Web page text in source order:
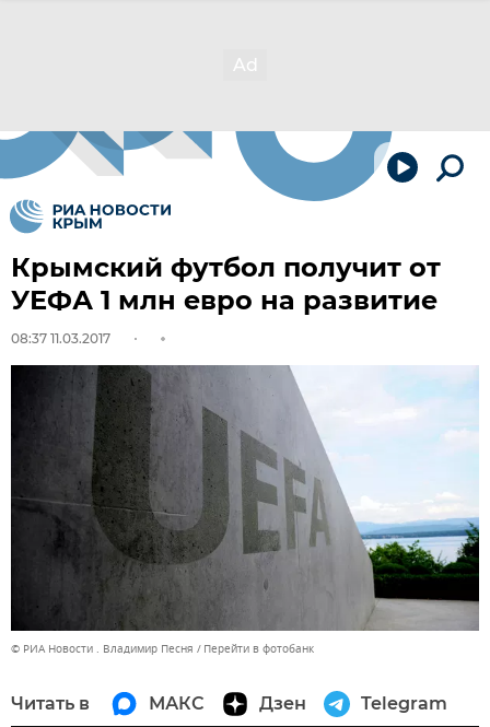
Крымский футбол получит от
УЕФА 1 млн евро на развитие
08:37 11.03.2017
© РИА Новости . Владимир Песня Перейти в фотобанк
Читать в МАКС Дзен Telegram